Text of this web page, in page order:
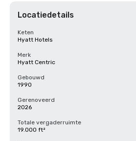
Locatiedetails
Keten
Hyatt Hotels
Merk
Hyatt Centric
Gebouwd
1990
Gerenoveerd
2026
Totale vergaderruimte
19.000 ft²